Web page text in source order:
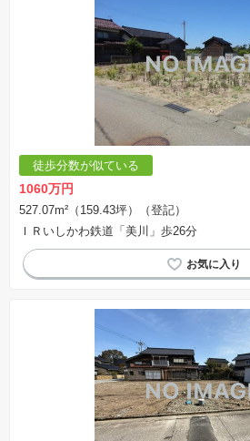
徒歩分数が似ている
1060万円
527.07m²（159.43坪）（登記）
ＩＲいしかわ鉄道「美川」歩26分